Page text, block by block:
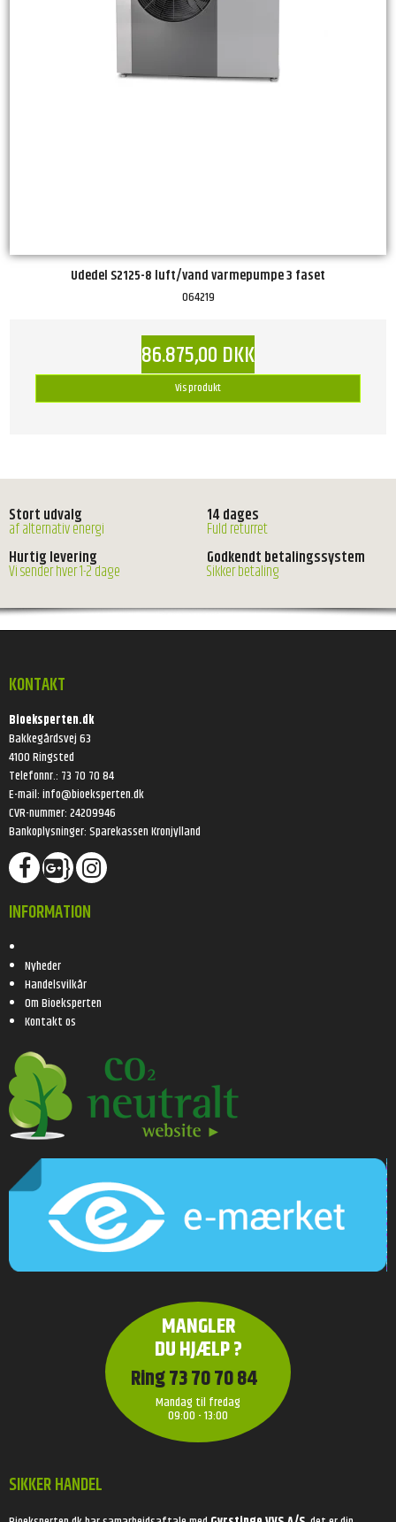
Udedel S2125-8 luft/vand varmepumpe 3 faset
064219
86.875,00 DKK
Vis produkt
Stort udvalg
af alternativ energi
14 dages
Fuld returret
Hurtig levering
Vi sender hver 1-2 dage
Godkendt betalingssystem
Sikker betaling
KONTAKT
Bioeksperten.dk
Bakkegårdsvej 63
4100 Ringsted
Telefonnr.: 73 70 70 84
E-mail:info@bioeksperten.dk
CVR-nummer:24209946
Bankoplysninger:Sparekassen Kronjylland
}
INFORMATION
Nyheder
Handelsvilkår
Om Bioeksperten
Kontakt os
MANGLER
DU HJÆLP ?
Ring 73 70 70 84
Mandag til fredag
09:00 - 13:00
SIKKER HANDEL